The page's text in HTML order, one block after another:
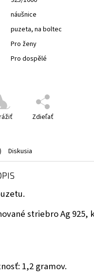
Zdieľať
náušnice
puzeta, na boltec
Pro ženy
Pro dospělé
Diskusia
striebro Ag 925,
1,2 gramov.